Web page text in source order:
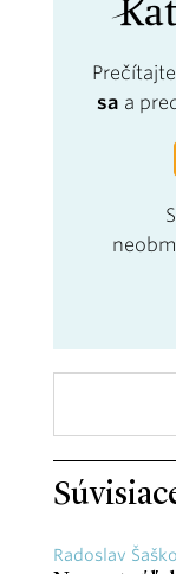
sa a
Radoslav